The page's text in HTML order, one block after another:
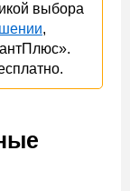
выбора
,